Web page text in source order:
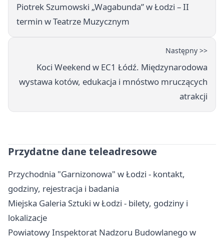
Piotrek Szumowski „Wagabunda” w Łodzi – II
termin w Teatrze Muzycznym
Następny >>
Koci Weekend w EC1 Łódź. Międzynarodowa
wystawa kotów, edukacja i mnóstwo mruczących
atrakcji
Przydatne dane teleadresowe
Przychodnia "Garnizonowa" w Łodzi - kontakt,
godziny, rejestracja i badania
Miejska Galeria Sztuki w Łodzi - bilety, godziny i
lokalizacje
Powiatowy Inspektorat Nadzoru Budowlanego w